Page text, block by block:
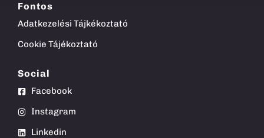
Fontos
Adatkezelési Tájkékoztató
Cookie Tájékoztató
Social
Facebook
Instagram
Linkedin